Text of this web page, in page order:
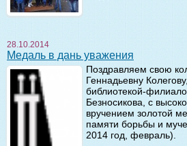
28.10.2014
Медаль в дань уважения
Поздравляем свою
Геннадьевну
библиотекой-
Безносикова, с
вручением золотой
памяти борьбы и
2014 год, февраль).